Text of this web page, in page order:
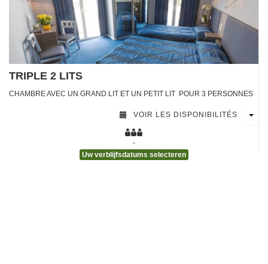
[voir la fiche détail]
[voir la fiche détail]
TRIPLE 2 LITS
CHAMBRE AVEC UN GRAND LIT ET UN PETIT LIT POUR 3 PERSONNES
VOIR LES DISPONIBILITÉS
-
Uw verblijfsdatums selecteren